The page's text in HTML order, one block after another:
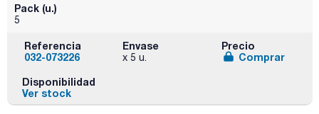
Pack (u.)
5
Referencia
032-073226
Envase
x 5 u.
Precio
Comprar
Disponibilidad
Ver stock